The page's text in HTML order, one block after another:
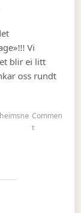
Vi
blir ei litt
oss rundt
Commen
ton Julebordet